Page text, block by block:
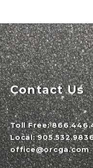
Contact Us
Toll Free:
Local:
office@orcga.com